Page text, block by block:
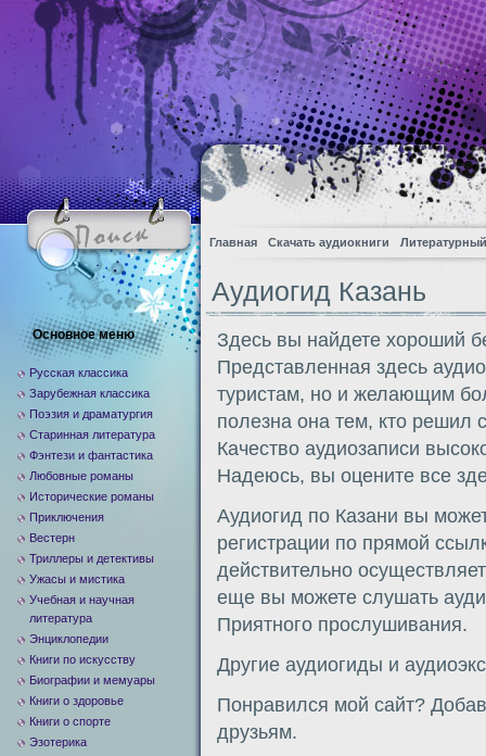
Главная Скачать аудиокниги
Аудиогид Казань
Здесь вы найдете хороший
Представленная здесь
туристам, но и желающим
полезна она тем, кто решил
Качество аудиозаписи
Надеюсь, вы оцените все
Аудиогид по Казани вы
регистрации по прямой
действительно
еще вы можете слушать
Приятного прослушивания.
Другие аудиогиды и
Понравился мой сайт?
друзьям.
Основное меню
Русская классика
Зарубежная классика
Поэзия и драматургия
Старинная литература
Фэнтези и фантастика
Любовные романы
Исторические романы
Приключения
Вестерн
Триллеры и детективы
Ужасы и мистика
Учебная и научная
литература
Энциклопедии
Книги по искусству
Биографии и мемуары
Книги о здоровье
Книги о спорте
Эзотерика